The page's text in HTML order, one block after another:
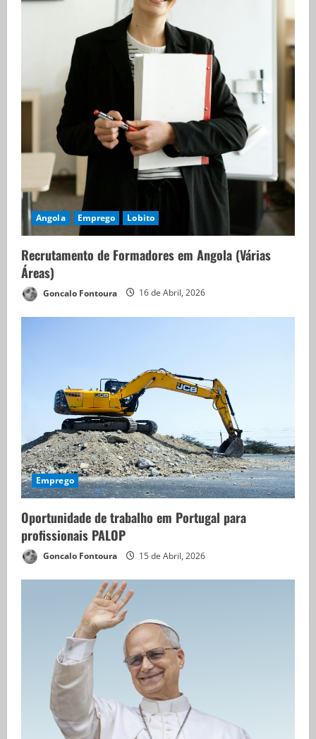
Angola Emprego Lobito
Recrutamento de Formadores em Angola (Várias
Áreas)
Goncalo Fontoura 16 de Abril, 2026
Emprego
Oportunidade de trabalho em Portugal para
profissionais PALOP
Goncalo Fontoura 15 de Abril, 2026